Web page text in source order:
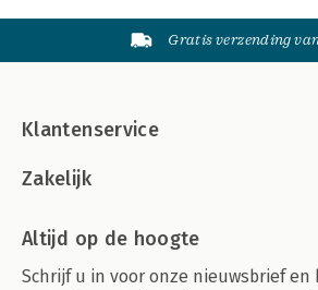
Gratis verzending
Klantenservice
Zakelijk
Altijd op de hoogte
Schrijf u in voor onze nieuwsbrief